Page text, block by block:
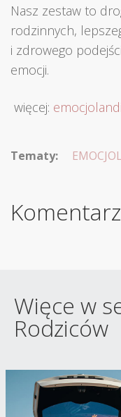
Nasz zestaw to
rodzinnych,
i zdrowego
emocji.
więcej:
Tematy:
Więce w
Rodziców